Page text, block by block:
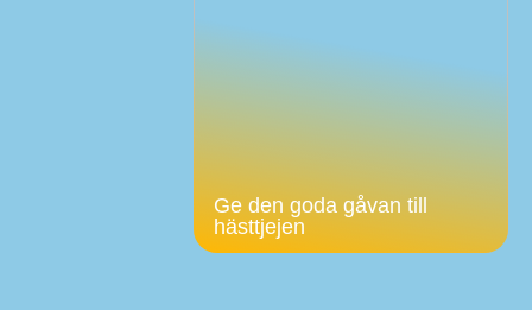
Ge den goda gåvan till
hästtjejen